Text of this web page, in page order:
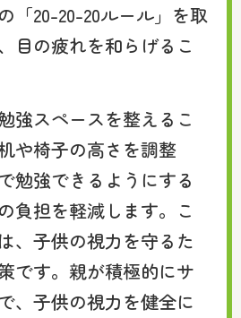
「20-20-20ルール」を取
目の疲れを和らげるこ
強スペースを整えるこ
や椅子の高さを調整
勉強できるようにする
負担を軽減します。こ
、子供の視力を守るた
です。親が積極的にサ
、子供の視力を健全に